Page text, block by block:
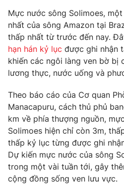
Câu chuyện quốc tế
Tài chính
Thị trường
Góc doanh nghiệp
Dữ liệu và đời sống
Truyền hình
Phim VTV
Hậu trường
Nhân vật
Khán giả
Giải sao mai
Giải trí
Điện ảnh
Âm nhạc
Sao
Đời sống
Du lịch
Làm đẹp
Chất lượng cuộc sống
Giáo dục
Tuyển sinh
Học trực tuyến
Công nghệ
Mực nước sông Solimoes,
nhất của sông Amazon tại
thấp nhất từ trước đến nay.
hạn hán kỷ lục được ghi nhận
khiến các ngôi làng ven bờ bị
lương thực, nước uống và
Theo báo cáo của Cơ quan
Manacapuru, cách thủ phủ
km về phía thượng nguồn,
Solimoes hiện chỉ còn 3m,
thấp kỷ lục từng được ghi
Dự kiến mực nước của sông
trong một vài tuần tới, gây
cộng đồng sống ven lưu vực.